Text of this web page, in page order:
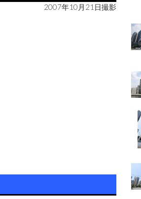
2007年10月21日撮影